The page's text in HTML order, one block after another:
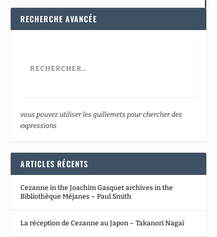
RECHERCHE AVANCÉE
vous pouvez utiliser les guillemets pour chercher des
expressions
ARTICLES RÉCENTS
Cezanne in the Joachim Gasquet archives in the
Bibliothèque Méjanes – Paul Smith
La réception de Cezanne au Japon – Takanori Nagaï